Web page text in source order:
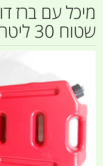
מיכל עם ברז
שטוח 30 ליטר קמפינג לייף